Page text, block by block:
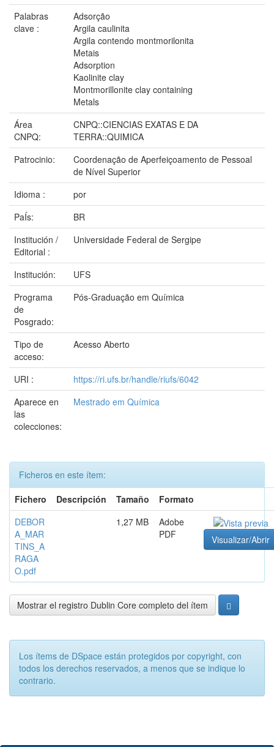
Palabras
clave :
Adsorção
Argila caulinita
Argila contendo montmorilonita
Metais
Adsorption
Kaolinite clay
Montmorillonite clay containing
Metals
Área
CNPQ:
CNPQ::CIENCIAS EXATAS E DA
TERRA::QUIMICA
Patrocinio:
Coordenação de Aperfeiçoamento de Pessoal
de Nível Superior
Idioma :
por
PaÍs:
BR
Institución /
Editorial :
Universidade Federal de Sergipe
Institución:
UFS
Programa
de
Posgrado:
Pós-Graduação em Química
Tipo de
acceso:
Acesso Aberto
URI :
https://ri.ufs.br/handle/riufs/6042
Aparece en
las
colecciones:
Mestrado em Química
Ficheros en este ítem:
Fichero
Descripción Tamaño
Formato
DEBOR
A_MAR
TINS_A
RAGA
O.pdf
1,27 MB
Adobe
PDF
Visualizar/Abrir
Mostrar el registro Dublin Core completo del ítem
Los ítems de DSpace están protegidos por copyright, con
todos los derechos reservados, a menos que se indique lo
contrario.